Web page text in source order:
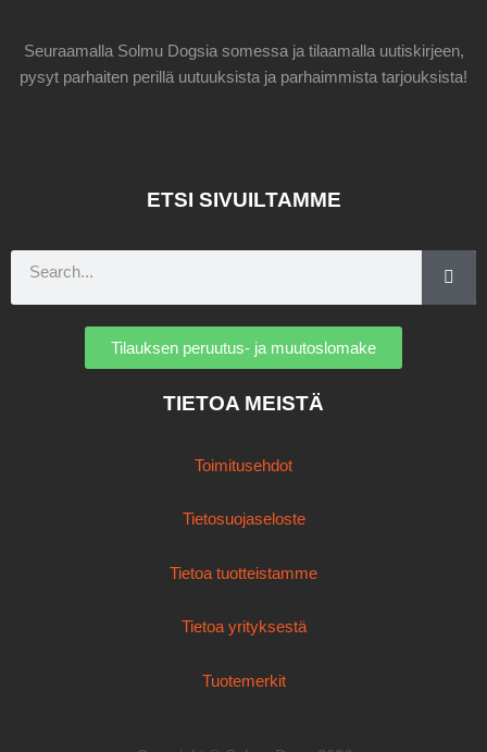
m
Seuraamalla Solmu Dogsia somessa ja tilaamalla uutiskirjeen,
pysyt parhaiten perillä uutuuksista ja parhaimmista tarjouksista!
ETSI SIVUILTAMME
Tilauksen peruutus- ja muutoslomake
TIETOA MEISTÄ
Toimitusehdot
Tietosuojaseloste
Tietoa tuotteistamme
Tietoa yrityksestä
Tuotemerkit